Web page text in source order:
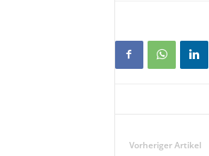
Vorheriger Artikel